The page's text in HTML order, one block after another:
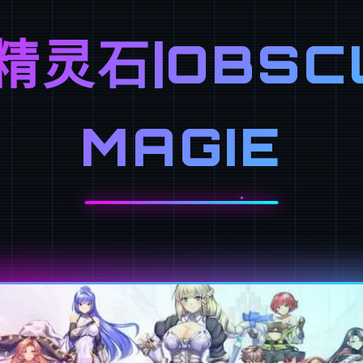
灵石
MAGIE